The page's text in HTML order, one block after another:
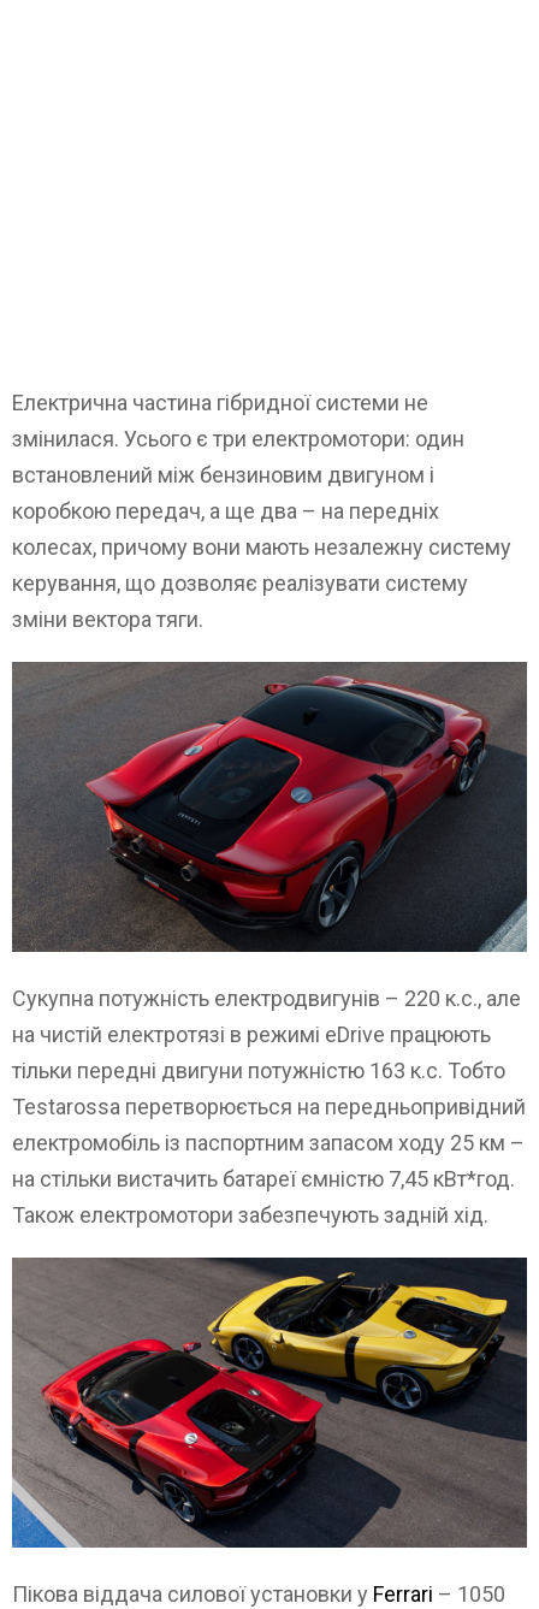
Електрична частина гібридної системи не
змінилася. Усього є три електромотори: один
встановлений між бензиновим двигуном і
коробкою передач, а ще два – на передніх
колесах, причому вони мають незалежну систему
керування, що дозволяє реалізувати систему
зміни вектора тяги.
Сукупна потужність електродвигунів – 220 к.с., але
на чистій електротязі в режимі eDrive працюють
тільки передні двигуни потужністю 163 к.с. Тобто
Testarossa перетворюється на передньопривідний
електромобіль із паспортним запасом ходу 25 км –
на стільки вистачить батареї ємністю 7,45 кВт*год.
Також електромотори забезпечують задній хід.
Пікова віддача силової установки у Ferrari – 1050